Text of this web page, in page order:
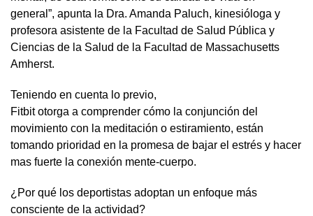
general”, apunta la Dra. Amanda Paluch, kinesióloga y
profesora asistente de la Facultad de Salud Pública y
Ciencias de la Salud de la Facultad de Massachusetts
Amherst.
Teniendo en cuenta lo previo,
Fitbit otorga a comprender cómo la conjunción del
movimiento con la meditación o estiramiento, están
tomando prioridad en la promesa de bajar el estrés y hacer
mas fuerte la conexión mente-cuerpo.
¿Por qué los deportistas adoptan un enfoque más
consciente de la actividad?